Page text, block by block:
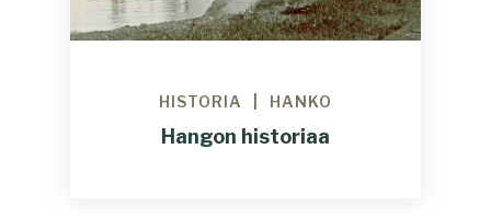
HISTORIA HANKO
Hangon historiaa